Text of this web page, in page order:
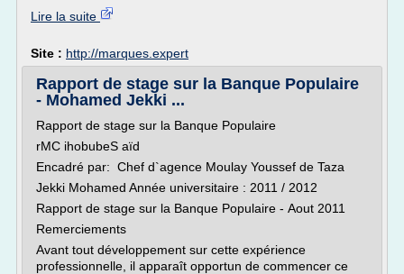
Lire la suite
Site : http://marques.expert
Rapport de stage sur la Banque Populaire
- Mohamed Jekki ...
Rapport de stage sur la Banque Populaire
rMC ihobubeS aïd
Encadré par: Chef d`agence Moulay Youssef de Taza
Jekki Mohamed Année universitaire : 2011 / 2012
Rapport de stage sur la Banque Populaire - Aout 2011
Remerciements
Avant tout développement sur cette expérience
professionnelle, il apparaît opportun de commencer ce